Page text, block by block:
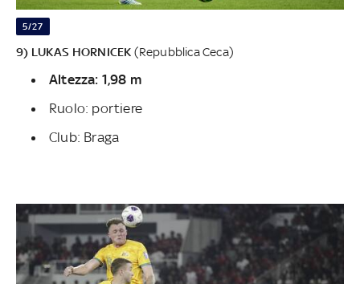
5/27
9) LUKAS HORNICEK (Repubblica Ceca)
Altezza: 1,98 m
Ruolo: portiere
Club: Braga